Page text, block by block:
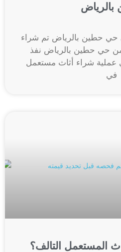
بالرياض
حطين بالرياض تم شراء
حي حطين بالرياض نفذ
شراء أثاث مستعمل
في
المستعمل التالف؟